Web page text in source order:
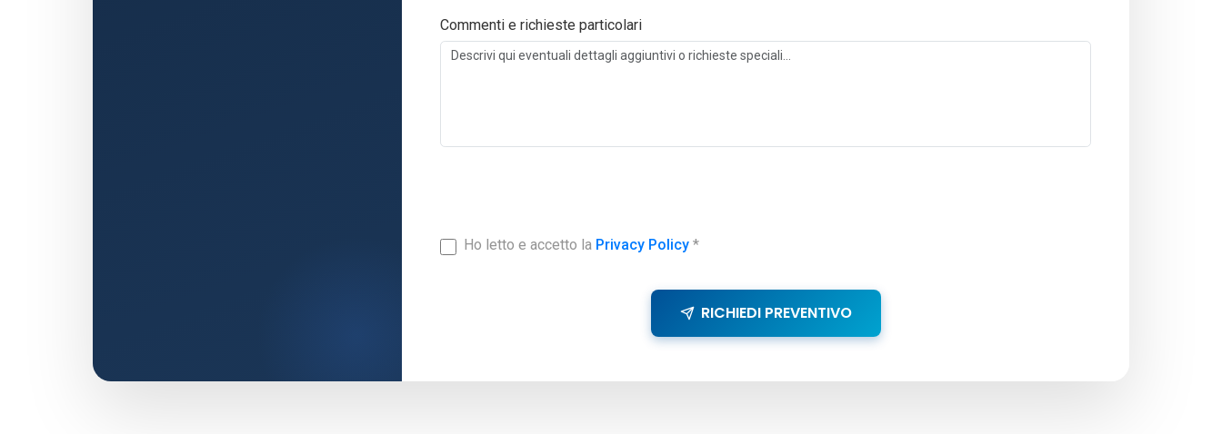
Commenti e richieste particolari
Ho letto e accetto la Privacy Policy *
RICHIEDI PREVENTIVO